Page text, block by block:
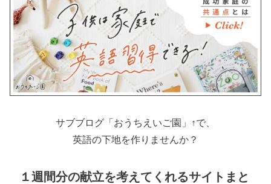
サブブログ「おうちえいご園」↑で、
英語の下地を作りませんか？
１週間分の献立を考えてくれるサイトまと